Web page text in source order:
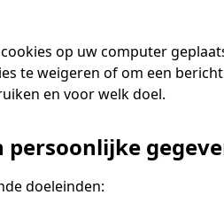
op uw computer
te weigeren of om een
en voor welk doel.
doeleinden: